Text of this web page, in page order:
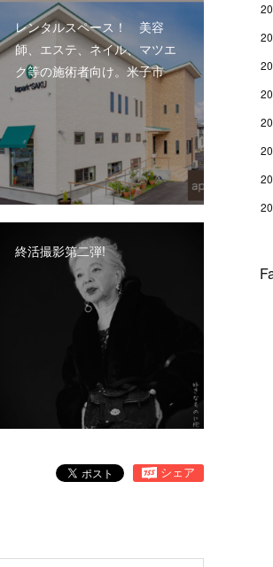
レンタルスペース！ 美容
師、エステ、ネイル、マツエ
ク等の施術者向け。米子市
終活撮影第二弾!